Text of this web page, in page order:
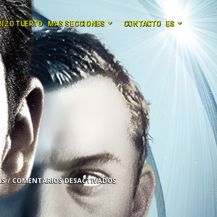
TUERTO MAS SECCIONES CONTACTO ES
COMENTARIOS DESACTIVADOS
1.5x
1.25x